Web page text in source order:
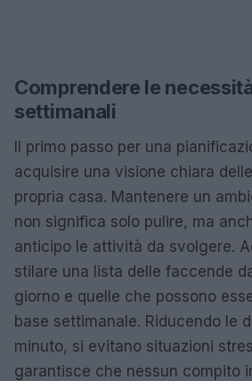
Comprendere le
settimanali
Il primo passo per una
acquisire una visione chiara
propria casa. Mantenere un
non significa solo pulire, ma
anticipo le attività da svolgere.
stilare una lista delle faccende
giorno e quelle che possono
base settimanale. Riducendo le
minuto, si evitano situazioni
garantisce che nessun compito